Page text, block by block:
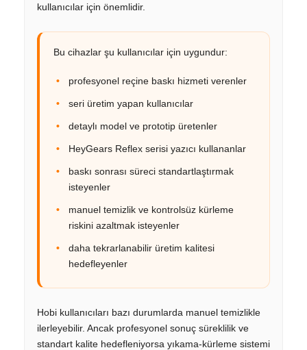
kullanıcılar için önemlidir.
Bu cihazlar şu kullanıcılar için uygundur:
profesyonel reçine baskı hizmeti verenler
seri üretim yapan kullanıcılar
detaylı model ve prototip üretenler
HeyGears Reflex serisi yazıcı kullananlar
baskı sonrası süreci standartlaştırmak
isteyenler
manuel temizlik ve kontrolsüz kürleme
riskini azaltmak isteyenler
daha tekrarlanabilir üretim kalitesi
hedefleyenler
Hobi kullanıcıları bazı durumlarda manuel temizlikle
ilerleyebilir. Ancak profesyonel sonuç süreklilik ve
standart kalite hedefleniyorsa yıkama-kürleme sistemi